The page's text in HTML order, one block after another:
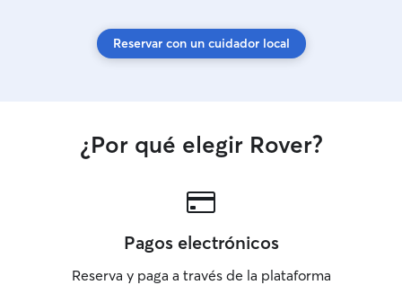
Reservar con un cuidador local
¿Por qué elegir Rover?
Pagos electrónicos
Reserva y paga a través de la plataforma